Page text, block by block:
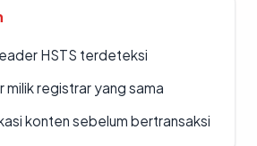
HSTS terdeteksi
milik registrar yang sama
konten sebelum bertransaksi